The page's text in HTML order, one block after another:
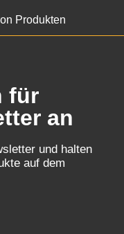
Produkten
für
an
und halten
auf dem